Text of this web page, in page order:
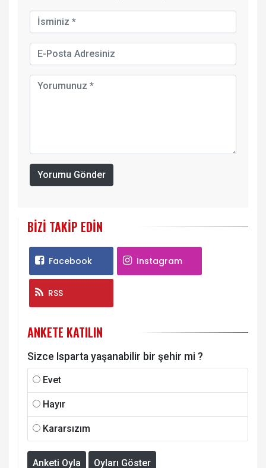
Yorumu Gönder
BIZI TAKIP EDIN
Facebook Instagram
RSS
ANKETE KATILIN
Sizce Isparta yaşanabilir bir şehir mi ?
Evet
Hayır
Kararsızım
Anketi Oyla Oyları Göster